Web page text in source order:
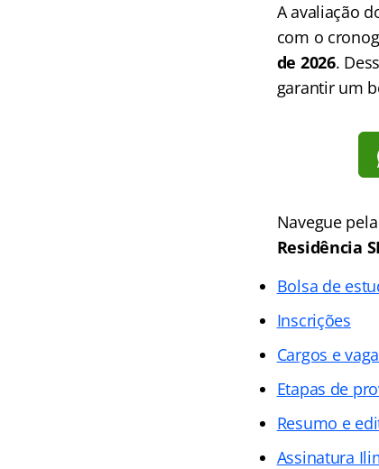
A avaliação
com o
de 2026.
garantir um
Navegue
Residência
Bolsa de
Inscrições
Cargos e
Etapas de
Resumo e
Assinatura